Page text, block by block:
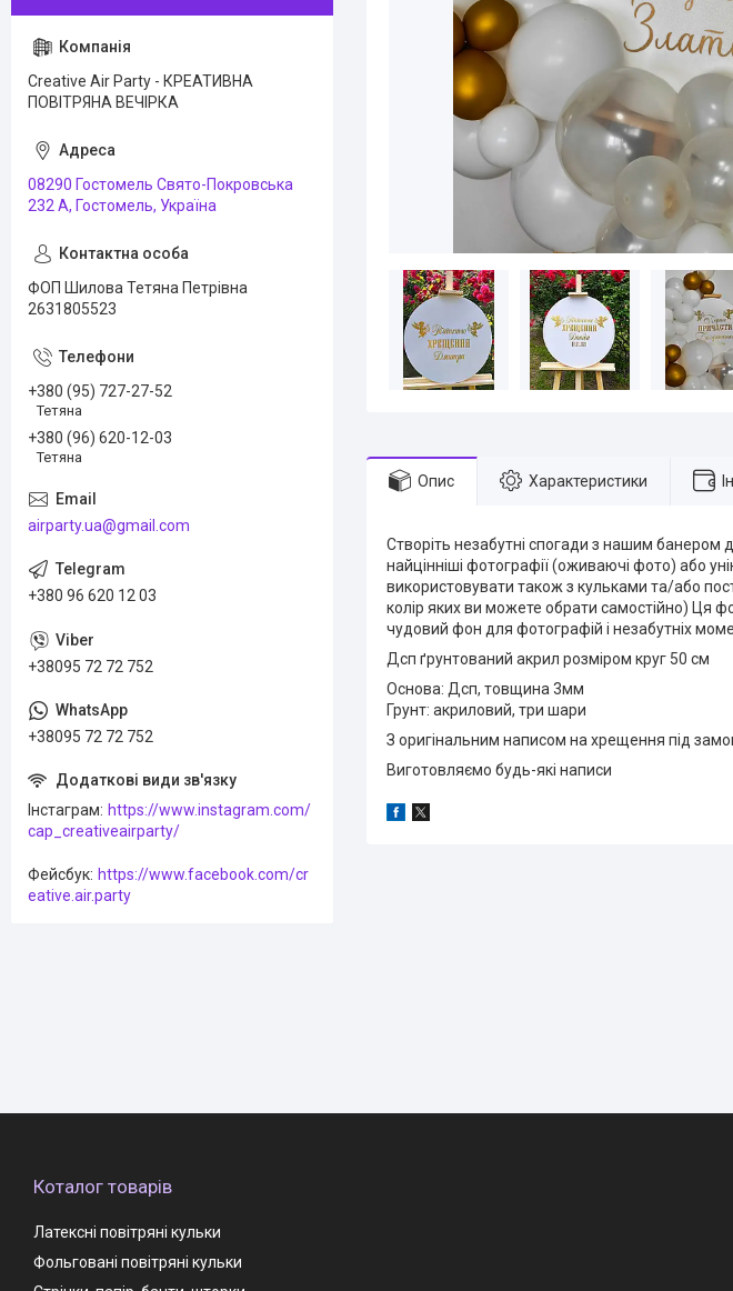
Опис Характеристики
Створіть незабутні спогади з нашим банером
найцінніші фотографії (оживаючі фото) або
використовувати також з кульками та/або
колір яких ви можете обрати самостійно) Ця
чудовий фон для фотографій і незабутніх
Дсп ґрунтований акрил розміром круг 50 см
Основа: Дсп, товщина 3мм
Грунт: акриловий, три шари
З оригінальним написом на хрещення під
Виготовляємо будь-які написи
Creative Air Party - КРЕАТИВНА
ПОВІТРЯНА ВЕЧІРКА
08290 Гостомель Свято-Покровська
232 А, Гостомель, Україна
ФОП Шилова Тетяна Петрівна
2631805523
+380 (95) 727-27-52
Тетяна
+380 (96) 620-12-03
Тетяна
airparty.ua@gmail.com
+380 96 620 12 03
+38095 72 72 752
+38095 72 72 752
Інстаграм https://www.instagram.com/
cap_creativeairparty/
Фейсбук https://www.facebook.com/cr
eative.air.party
Коталог товарів
Латексні повітряні кульки
Фольговані повітряні кульки